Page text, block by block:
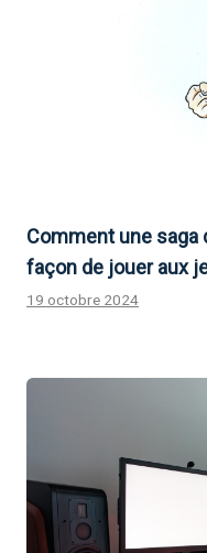
Comment une saga
façon de jouer aux
19 octobre 2024